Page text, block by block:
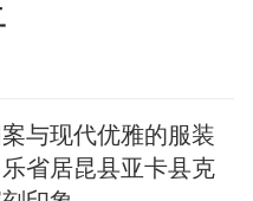
与现代优雅的服装
省居昆县亚卡县克